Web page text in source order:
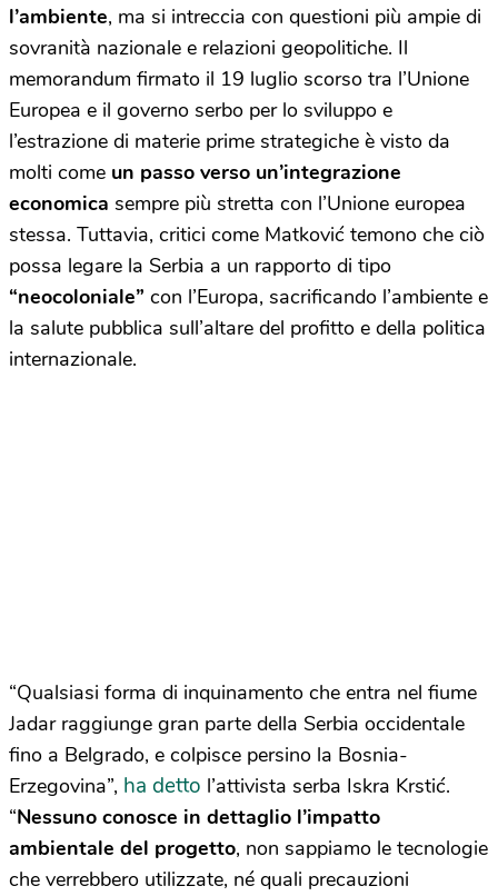
l’ambiente, ma si intreccia con questioni più ampie di
sovranità nazionale e relazioni geopolitiche. Il
memorandum firmato il 19 luglio scorso tra l’Unione
Europea e il governo serbo per lo sviluppo e
l’estrazione di materie prime strategiche è visto da
molti come un passo verso un’integrazione
economica sempre più stretta con l’Unione europea
stessa. Tuttavia, critici come Matković temono che ciò
possa legare la Serbia a un rapporto di tipo
“neocoloniale” con l’Europa, sacrificando l’ambiente e
la salute pubblica sull’altare del profitto e della politica
internazionale.
“Qualsiasi forma di inquinamento che entra nel fiume
Jadar raggiunge gran parte della Serbia occidentale
fino a Belgrado, e colpisce persino la Bosnia-
Erzegovina”, ha detto l’attivista serba Iskra Krstić.
“Nessuno conosce in dettaglio l’impatto
ambientale del progetto, non sappiamo le tecnologie
che verrebbero utilizzate, né quali precauzioni